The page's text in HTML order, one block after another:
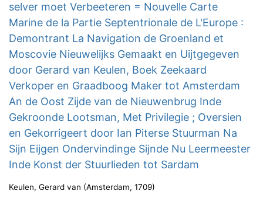
selver moet Verbeeteren = Nouvelle Carte
Marine de la Partie Septentrionale de L'Europe :
Demontrant La Navigation de Groenland et
Moscovie Nieuwelijks Gemaakt en Uijtgegeven
door Gerard van Keulen, Boek Zeekaard
Verkoper en Graadboog Maker tot Amsterdam
An de Oost Zijde van de Nieuwenbrug Inde
Gekroonde Lootsman, Met Privilegie ; Oversien
en Gekorrigeert door Ian Piterse Stuurman Na
Sijn Eijgen Ondervindinge Sijnde Nu Leermeester
Inde Konst der Stuurlieden tot Sardam
Keulen, Gerard van (Amsterdam, 1709)